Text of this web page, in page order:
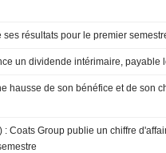
résultats pour le premier
un dividende intérimaire, payable
hausse de son bénéfice et de son
: Coats Group publie un chiffre